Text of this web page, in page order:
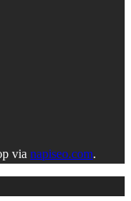
via napiseo.com.